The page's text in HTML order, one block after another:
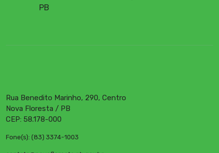
PB
Rua Benedito Marinho, 290, Centro
Nova Floresta / PB
CEP: 58.178-000
Fone(s): (83) 3374-1003